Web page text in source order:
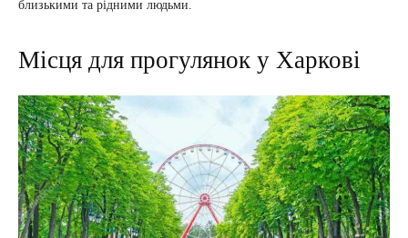
близькими та рідними людьми.
Місця для прогулянок у Харкові